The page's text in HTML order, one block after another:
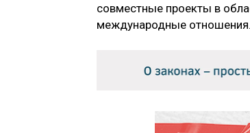
совместные проекты в
международные отношения.